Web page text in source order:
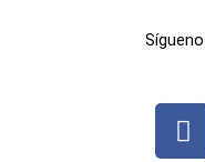
F
a